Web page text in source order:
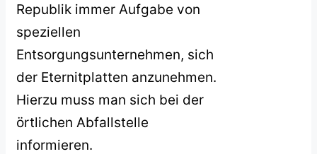
Republik immer Aufgabe von
speziellen
Entsorgungsunternehmen, sich
der Eternitplatten anzunehmen.
Hierzu muss man sich bei der
örtlichen Abfallstelle
informieren.